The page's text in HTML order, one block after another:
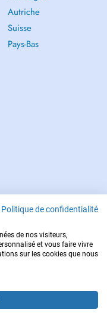
Autriche
Suisse
Pays-Bas
: 112
Politique de confidentialité
de nos visiteurs,
et vous faire vivre
sur les cookies que nous